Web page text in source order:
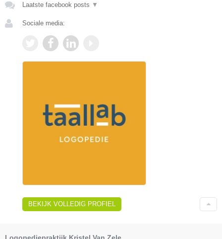
Laatste facebook posts ▼
Sociale media:
BEKIJK VOLLEDIG PROFIEL
Logopediepraktijk Kristel Van Zele